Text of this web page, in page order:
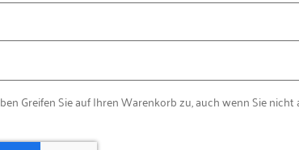
Greifen Sie auf Ihren Warenkorb zu, auch wenn Sie